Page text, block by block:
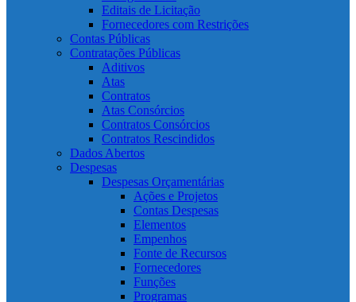
Editais de Licitação
Fornecedores com Restrições
Contas Públicas
Contratações Públicas
Aditivos
Atas
Contratos
Atas Consórcios
Contratos Consórcios
Contratos Rescindidos
Dados Abertos
Despesas
Despesas Orçamentárias
Ações e Projetos
Contas Despesas
Elementos
Empenhos
Fonte de Recursos
Fornecedores
Funções
Programas